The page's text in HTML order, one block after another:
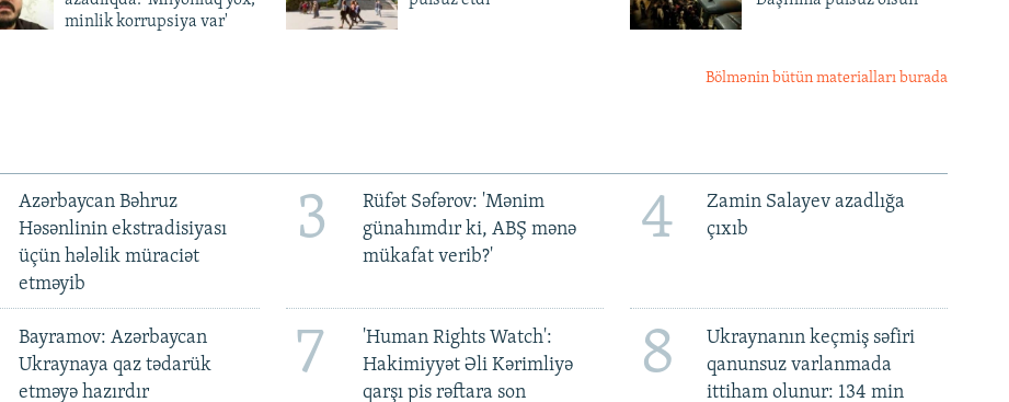
minlik korrupsiya var'
Bölmənin bütün materialları burada
Azərbaycan Bəhruz
Həsənlinin ekstradisiyası
üçün hələlik müraciət
etməyib
3
Rüfət Səfərov: 'Mənim
günahımdır ki, ABŞ mənə
mükafat verib?'
4
Zamin Salayev azadlığa
çıxıb
Bayramov: Azərbaycan
Ukraynaya qaz tədarük
etməyə hazırdır
7
'Human Rights Watch':
Hakimiyyət Əli Kərimliyə
qarşı pis rəftara son
8
Ukraynanın keçmiş səfiri
qanunsuz varlanmada
ittiham olunur: 134 min